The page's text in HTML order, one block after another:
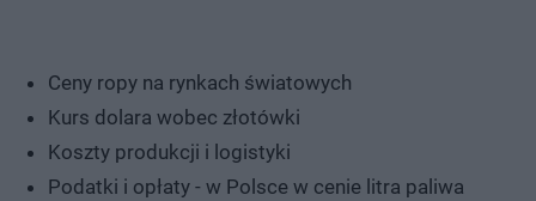
Ceny ropy na rynkach światowych
Kurs dolara wobec złotówki
Koszty produkcji i logistyki
Podatki i opłaty - w Polsce w cenie litra paliwa